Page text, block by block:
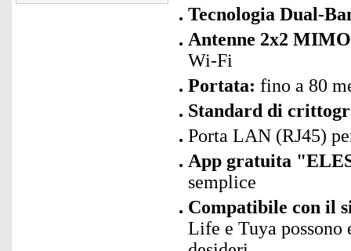
Tecnologia Dual-
Antenne 2x2
Wi-Fi
Portata: fino a 80
Standard di
Porta LAN (RJ45)
App gratuita
semplice
Compatibile con il
Life e Tuya possono